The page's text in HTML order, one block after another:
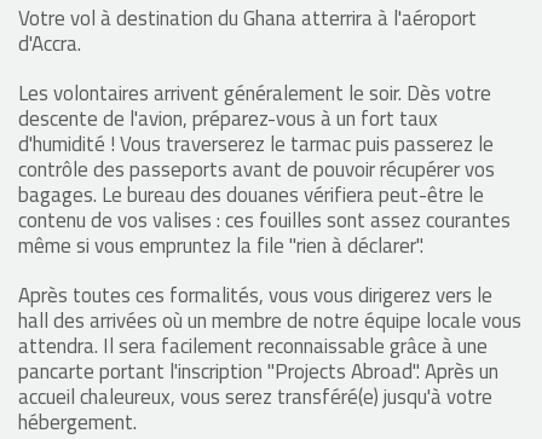
Votre vol à destination du Ghana atterrira à l'aéroport
d'Accra.
Les volontaires arrivent généralement le soir. Dès votre
descente de l'avion, préparez-vous à un fort taux
d'humidité ! Vous traverserez le tarmac puis passerez le
contrôle des passeports avant de pouvoir récupérer vos
bagages. Le bureau des douanes vérifiera peut-être le
contenu de vos valises : ces fouilles sont assez courantes
même si vous empruntez la file "rien à déclarer".
Après toutes ces formalités, vous vous dirigerez vers le
hall des arrivées où un membre de notre équipe locale vous
attendra. Il sera facilement reconnaissable grâce à une
pancarte portant l'inscription "Projects Abroad". Après un
accueil chaleureux, vous serez transféré(e) jusqu'à votre
hébergement.